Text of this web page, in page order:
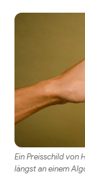
Ein Preisschild von
längst an einem